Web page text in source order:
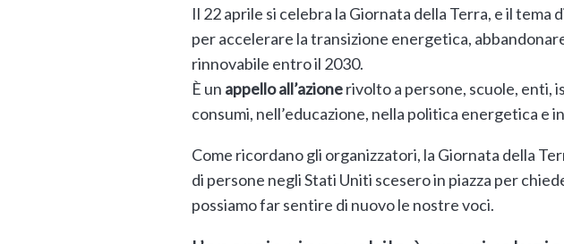
Il 22 aprile si celebra la Giornata della Terra, e il tema
per accelerare la transizione energetica,
rinnovabile entro il 2030.
È un appello all’azionerivolto a persone, scuole, enti,
consumi, nell’educazione, nella politica energetica e
Come ricordano gli organizzatori, la Giornata della
di persone negli Stati Uniti scesero in piazza per
possiamo far sentire di nuovo le nostre voci.